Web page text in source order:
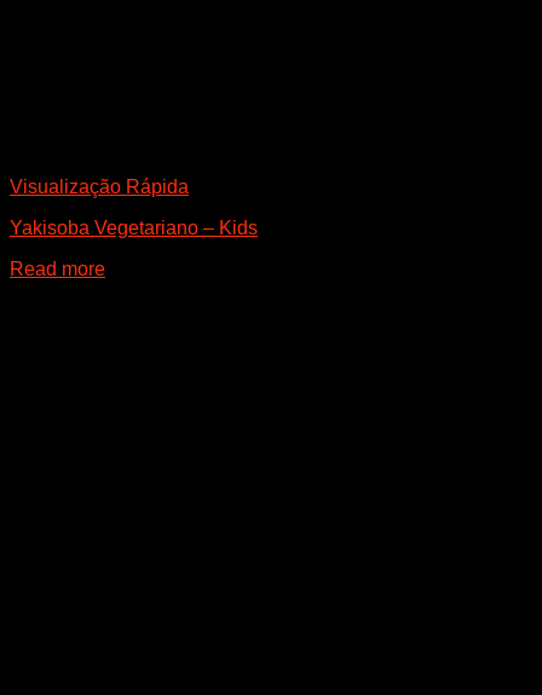
Visualização Rápida
Yakisoba Vegetariano – Kids
Read more